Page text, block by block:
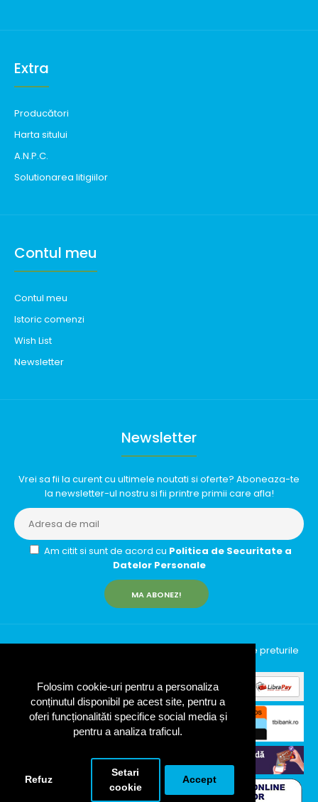
Folosim cookie-uri pentru a personaliza
conținutul disponibil pe acest site, pentru a
oferi funcționalităti specifice social media și
pentru a analiza traficul.
Refuz
Setari
cookie
Accept
Extra
Producători
Harta sitului
A.N.P.C.
Solutionarea litigiilor
Contul meu
Contul meu
Istoric comenzi
Wish List
Newsletter
Newsletter
Vrei sa fii la curent cu ultimele noutati si oferte? Aboneaza-te
la newsletter-ul nostru si fii printre primii care afla!
Am citit si sunt de acord cu Politica de Securitate a
Datelor Personale
MA ABONEZ!
InfinityRun © 2026 Toate drepturile rezervate | Toate preturile